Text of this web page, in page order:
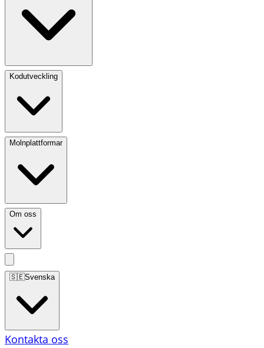
Kodutveckling
Molnplattformar
Om oss
🇸🇪Svenska
Kontakta oss